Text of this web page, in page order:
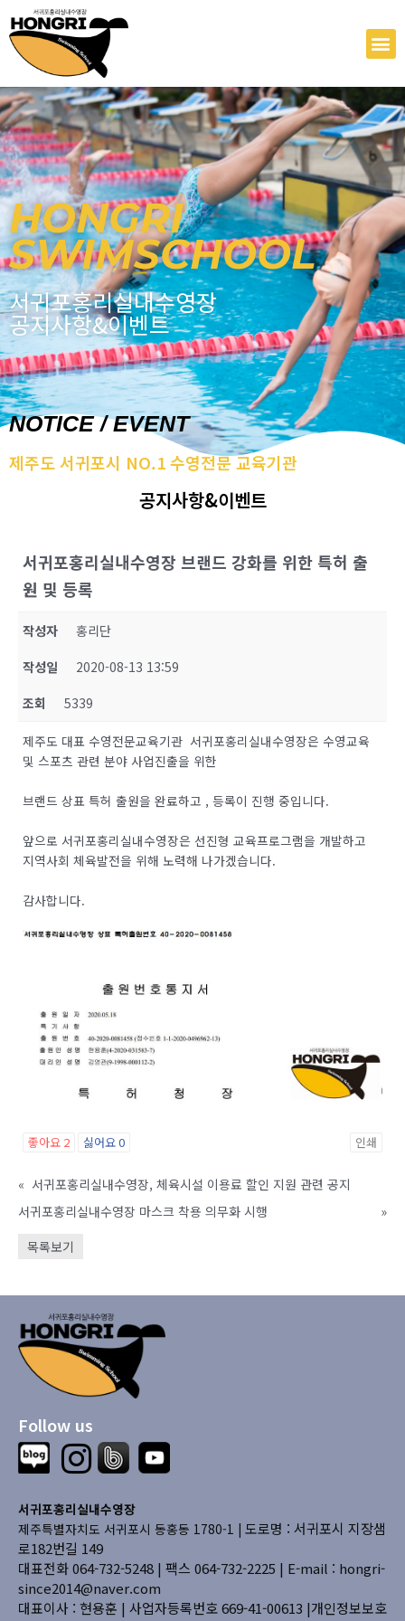
텐
건
너
뛰
기
HONGRI
SWIMSCHOOL
서귀포홍리실내수영장
공지사항&이벤트
NOTICE / EVENT
제주도 서귀포시 NO.1 수영전문 교육기관
공지사항&이벤트
서귀포홍리실내수영장 브랜드 강화를 위한 특허 출
원 및 등록
작성자
홍리단
작성일
2020-08-13 13:59
조회
5339
제주도 대표 수영전문교육기관 서귀포홍리실내수영장은 수영교육
및 스포츠 관련 분야 사업진출을 위한
브랜드 상표 특허 출원을 완료하고 , 등록이 진행 중입니다.
앞으로 서귀포홍리실내수영장은 선진형 교육프로그램을 개발하고
지역사회 체육발전을 위해 노력해 나가겠습니다.
감사합니다.
좋아요 2 싫어요0 인쇄
« 서귀포홍리실내수영장, 체육시설 이용료 할인 지원 관련 공지
서귀포홍리실내수영장 마스크 착용 의무화 시행
»
목록보기
Follow us
서귀포홍리실내수영장
제주특별자치도 서귀포시 동홍동 1780-1 | 도로명 : 서귀포시 지장샘
로182번길 149
대표전화 064-732-5248 | 팩스 064-732-2225 | E-mail : hongri-
since2014@naver.com
대표이사 : 현용훈 | 사업자등록번호 669-41-00613 |개인정보보호